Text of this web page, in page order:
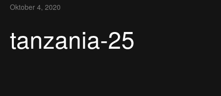
Oktober 4, 2020
tanzania-25